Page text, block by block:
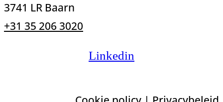
3741 LR Baarn
+31 35 206 3020
Linkedin